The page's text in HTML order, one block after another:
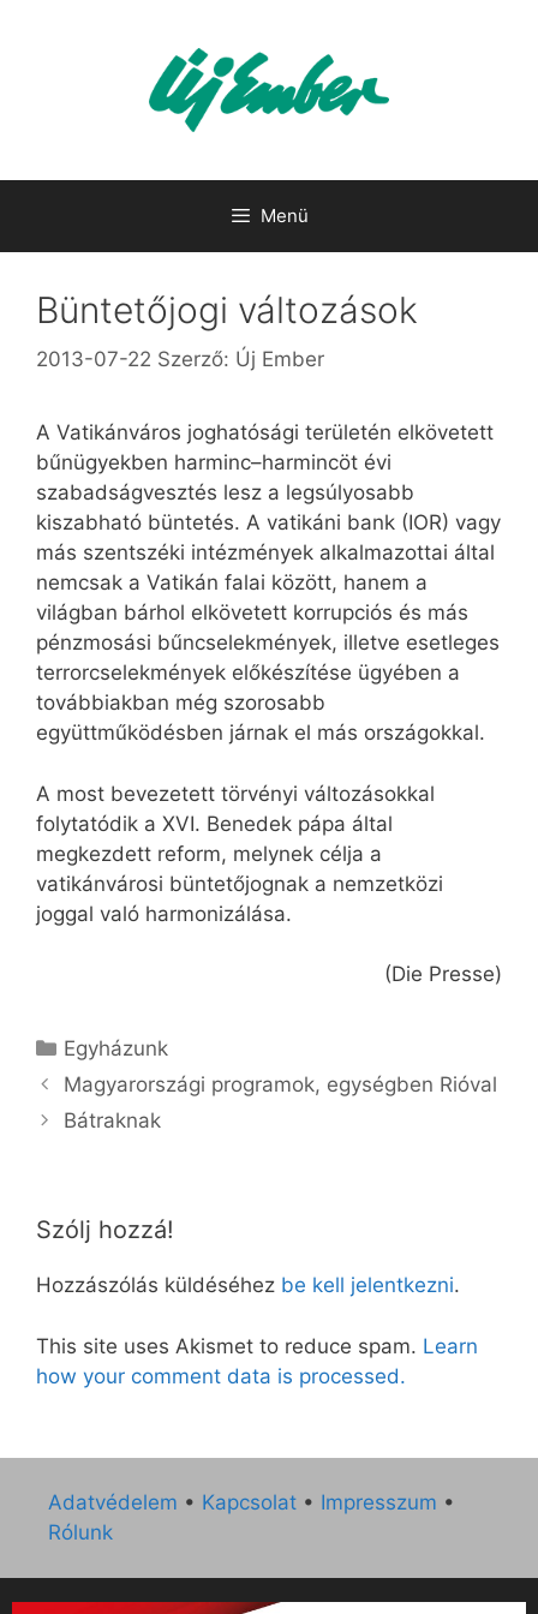
Menü
Büntetőjogi változások
2013-07-22 Szerző: Új Ember
A Vatikánváros joghatósági területén elkövetett
bűnügyekben harminc–harmincöt évi
szabadságvesztés lesz a legsúlyosabb
kiszabható büntetés. A vatikáni bank (IOR) vagy
más szentszéki intézmények alkalmazottai által
nemcsak a Vatikán falai között, hanem a
világban bárhol elkövetett korrupciós és más
pénzmosási bűncselekmények, illetve esetleges
terrorcselekmények előkészítése ügyében a
továbbiakban még szorosabb
együttműködésben járnak el más országokkal.
A most bevezetett törvényi változásokkal
folytatódik a XVI. Benedek pápa által
megkezdett reform, melynek célja a
vatikánvárosi büntetőjognak a nemzetközi
joggal való harmonizálása.
(Die Presse)
Kategória
Egyházunk
Magyarországi programok, egységben Rióval
Bátraknak
Szólj hozzá!
Hozzászólás küldéséhez be kell jelentkezni.
This site uses Akismet to reduce spam. Learn
how your comment data is processed.
Adatvédelem • Kapcsolat • Impresszum •
Rólunk